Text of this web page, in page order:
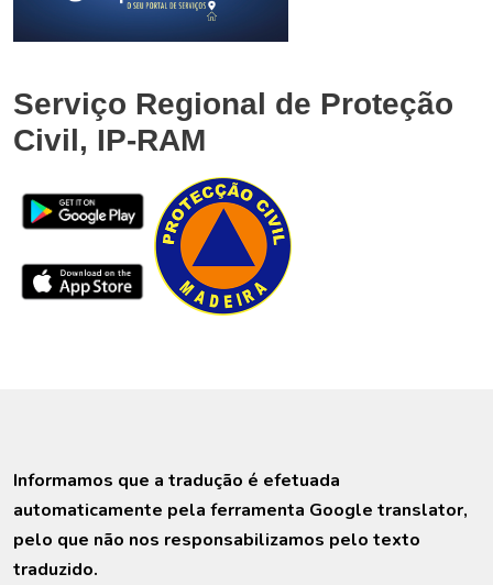
Serviço Regional de Proteção
Civil, IP-RAM
Informamos que a tradução é efetuada
automaticamente pela ferramenta Google translator,
pelo que não nos responsabilizamos pelo texto
traduzido.